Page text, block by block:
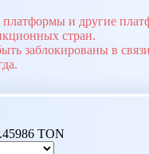
и другие
стран.
заблокированы в
TON